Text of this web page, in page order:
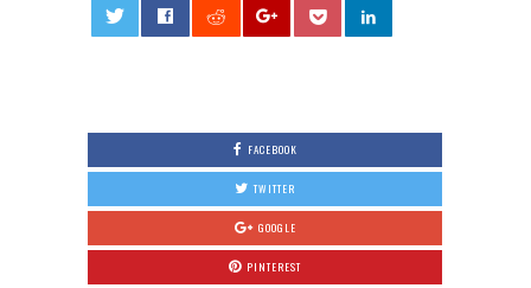
FACEBOOK
TWITTER
GOOGLE
PINTEREST